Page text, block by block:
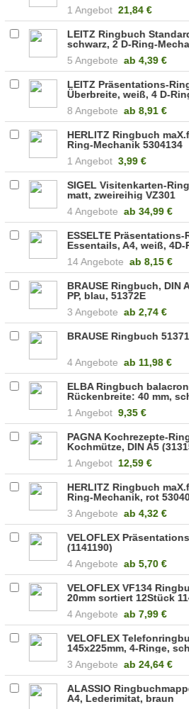
1 Angebot 21,84 €
LEITZ Ringbuch
schwarz, 2 D-Ring-
5 Angebote ab4,39 €
LEITZ Präsentations-
Überbreite, weiß, 4 D-
8 Angebote ab 8,91 €
HERLITZ Ringbuch
Ring-Mechanik 5304134
1 Angebot 3,99 €
SIGEL Visitenkarten-
matt, zweireihig VZ301
4 Angebote ab 34,99 €
ESSELTE
Essentails, A4, weiß, 4D-
14 Angebote ab 8,15 €
BRAUSE Ringbuch, DIN
PP, blau, 51372E
3 Angebote ab 2,74 €
BRAUSE Ringbuch
4 Angebote ab 11,98 €
ELBA Ringbuch
Rückenbreite: 40 mm,
1 Angebot 9,35 €
PAGNA Kochrezepte-
Kochmütze, DIN A5
1 Angebot 12,59 €
HERLITZ Ringbuch
Ring-Mechanik, rot
3 Angebote ab4,32 €
VELOFLEX
(1141190)
4 Angebote ab 5,70 €
VELOFLEX VF134
20mm sortiert 12Stück
4 Angebote ab 7,99 €
VELOFLEX
145x225mm, 4-Ringe,
3 Angebote ab 24,64 €
ALASSIO
A4, Lederimitat, braun